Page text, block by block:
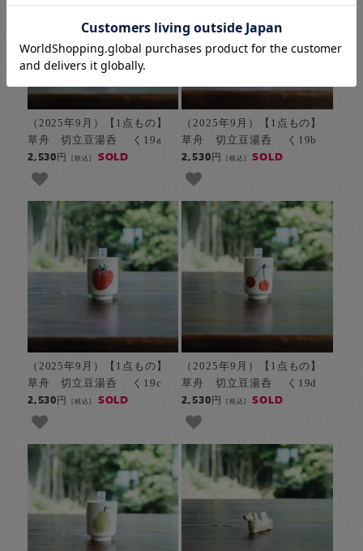
（2025年9月）【1点もの】
草舟 切立豆湯呑 く19a
2,530円[税込] SOLD
（2025年9月）【1点もの】
草舟 切立豆湯呑 く19b
2,530円 [税込] SOLD
（2025年9月）【1点もの】
草舟 切立豆湯呑 く19c
2,530円[税込] SOLD
（2025年9月）【1点もの】
草舟 切立豆湯呑 く19d
2,530円 [税込] SOLD